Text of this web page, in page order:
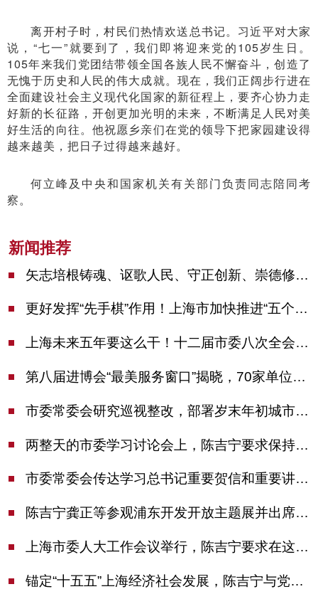
离开村子时，村民们热情欢送总书记。习近平对大家
说，“七一”就要到了，我们即将迎来党的105岁生日。
105年来我们党团结带领全国各族人民不懈奋斗，创造了
无愧于历史和人民的伟大成就。现在，我们正阔步行进在
全面建设社会主义现代化国家的新征程上，要齐心协力走
好新的长征路，开创更加光明的未来，不断满足人民对美
好生活的向往。他祝愿乡亲们在党的领导下把家园建设得
越来越美，把日子过得越来越好。
何立峰及中央和国家机关有关部门负责同志陪同考
察。
新闻推荐
矢志培根铸魂、讴歌人民、守正创新、崇德修身！这场座谈会上，陈吉宁对全市文化战线提出期望
更好发挥“先手棋”作用！上海市加快推进“五个中心”建设领导小组会议举行
上海未来五年要这么干！十二届市委八次全会审议通过上海“十五五”规划建议
第八届进博会“最美服务窗口”揭晓，70家单位诠释“上海服务”温度
市委常委会研究巡视整改，部署岁末年初城市安全工作
两整天的市委学习讨论会上，陈吉宁要求保持战略定力始终坚定信心善于科学应对
市委常委会传达学习总书记重要贺信和重要讲话精神，研究党建引领物业治理等工作
陈吉宁龚正等参观浦东开发开放主题展并出席座谈会
上海市委人大工作会议举行，陈吉宁要求在这些方面更加奋发有为
锚定“十五五”上海经济社会发展，陈吉宁与党外人士专题协商座谈